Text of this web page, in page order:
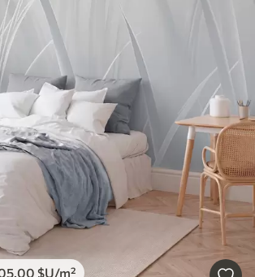
.00 $U/m²